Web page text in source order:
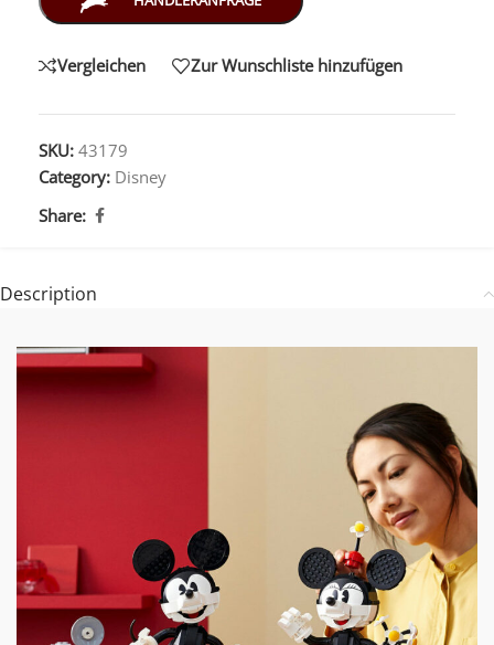
Vergleichen Zur Wunschliste hinzufügen
SKU: 43179
Category: Disney
Share:
Description